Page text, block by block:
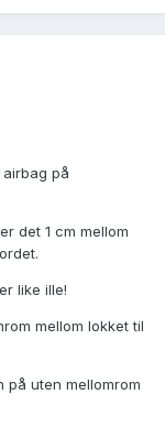
på
det 1 cm mellom
like ille!
mellom lokket til
på uten mellomrom